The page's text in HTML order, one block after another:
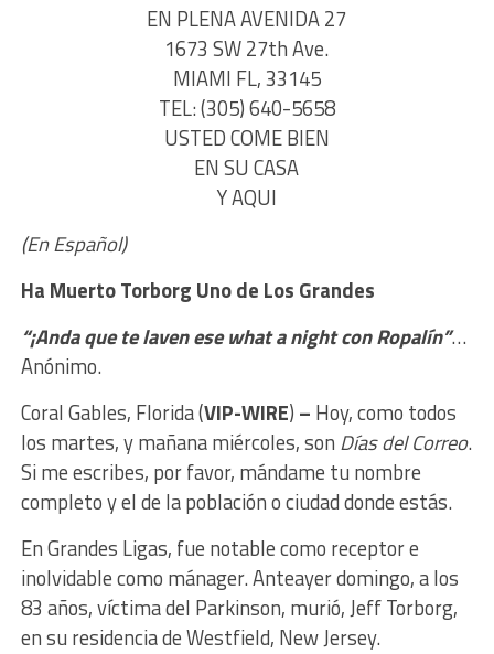
EN PLENA AVENIDA 27
1673 SW 27th Ave.
MIAMI FL, 33145
TEL: (305) 640-5658
USTED COME BIEN
EN SU CASA
Y AQUI
(En Español)
Ha Muerto Torborg Uno de Los Grandes
“¡Anda que te laven ese what a nightcon Ropalín”…
Anónimo.
Coral Gables, Florida (VIP-WIRE) – Hoy, como todos
los martes, y mañana miércoles, son Días del Correo.
Si me escribes, por favor, mándame tu nombre
completo y el de la población o ciudad donde estás.
En Grandes Ligas, fue notable como receptor e
inolvidable como mánager. Anteayer domingo, a los
83 años, víctima del Parkinson, murió, Jeff Torborg,
en su residencia de Westfield, New Jersey.